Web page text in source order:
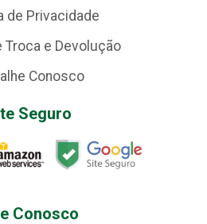
de Privacidade
Troca e Devolução
Conosco
Seguro
Conosco